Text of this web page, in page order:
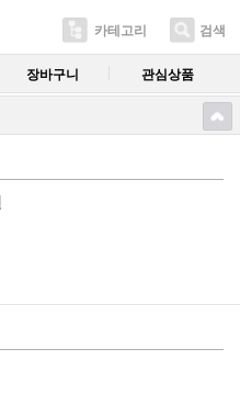
카테고리 검색
장바구니 관심상품